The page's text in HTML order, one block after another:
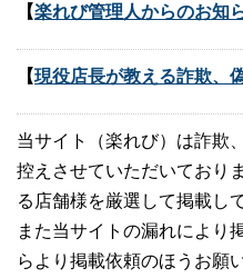
【楽れび管理人からのお
【現役店長が教える詐欺、
当サイト（楽れび）は詐欺
控えさせていただいており
る店舗様を厳選して掲載し
また当サイトの漏れにより
らより掲載依頼のほうお願